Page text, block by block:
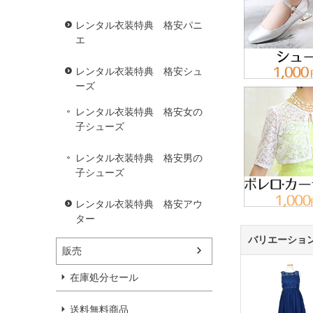
レンタル衣装特典 格安パニ
エ
レンタル衣装特典 格安シュ
ーズ
レンタル衣装特典 格安女の
子シューズ
レンタル衣装特典 格安男の
子シューズ
レンタル衣装特典 格安アウ
ター
販売
在庫処分セール
送料無料商品
バリエーショ